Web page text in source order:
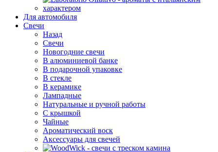
Для автомобиля
Свечи
Назад
Свечи
Новогодние свечи
В алюминиевой банке
В подарочной упаковке
В стекле
В керамике
Лампадные
Натуральные и ручной работы
С крышкой
Чайные
Ароматический воск
Аксессуары для свечей